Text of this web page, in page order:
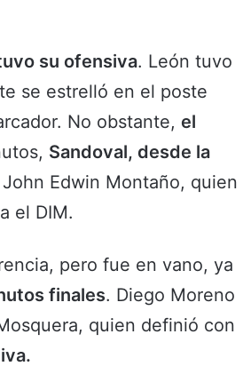
su ofensiva. León tuvo
se estrelló en el poste
No obstante, el
Sandoval, desde la
Edwin Montaño, quien
el DIM.
pero fue en vano, ya
finales. Diego Moreno
quien definió con